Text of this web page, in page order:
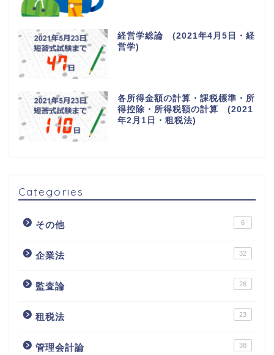
経営学総論 (2021年4月5日・経
営学)
各所得金額の計算・課税標準・所
得控除・所得税額の計算 (2021
年2月1日・租税法)
Categories
その他 6
企業法 32
監査論 26
租税法 23
管理会計論 38